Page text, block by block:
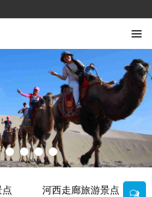
河西走廊旅游景点